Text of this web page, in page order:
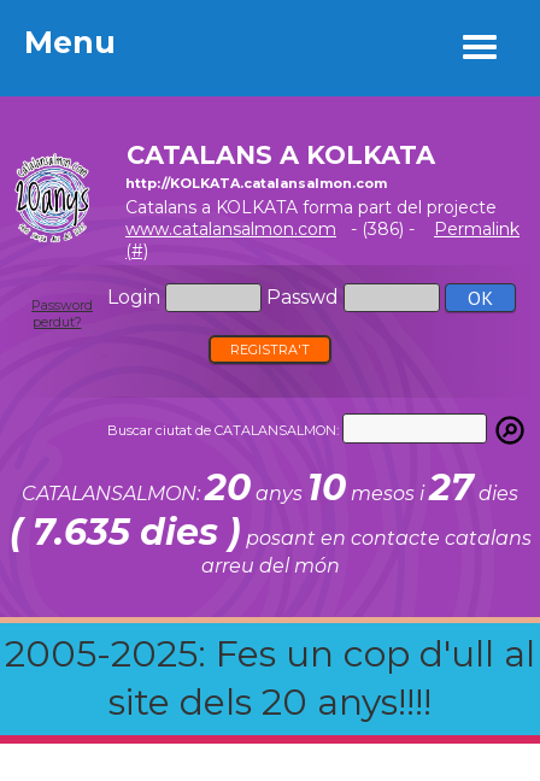
Menu
CATALANS A KOLKATA
http://KOLKATA.catalansalmon.com
Catalans a KOLKATA forma part del projecte
www.catalansalmon.com - (386) -
Permalink
(#)
Login Passwd
Password
perdut?
REGISTRA'T
Buscar ciutat de CATALANSALMON:
CATALANSALMON:20 anys 10 mesos i27 dies
( 7.635 dies ) posant en contacte catalans
arreu del món
2005-2025: Fes un cop d'ull al
site dels 20 anys!!!!
Menu